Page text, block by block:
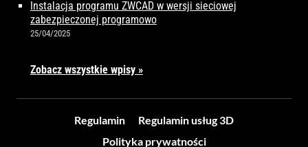
Instalacja programu ZWCAD w wersji sieciowej
zabezpieczonej programowo
25/04/2025
Zobacz wszystkie wpisy »
Regulamin
Regulamin usług 3D
Polityka prywatności